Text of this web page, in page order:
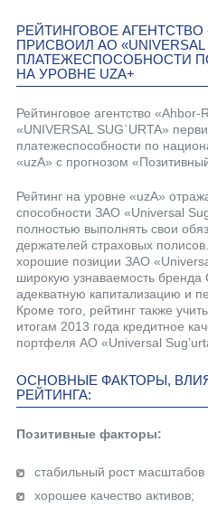
РЕЙТИНГОВОЕ АГЕНТСТВО
ПРИСВОИЛ АО «UNIVERSAL
ПЛАТЕЖЕСПОСОБНОСТИ
НА УРОВНЕ UZA+
Рейтинговое агентство
«UNIVERSAL SUG`URTA»
платежеспособности по
«uzA» с прогнозом
Рейтинг на уровне «uzА»
способности ЗАО «Universal
полностью выполнять свои
держателей страховых
хорошие позиции ЗАО
широкую узнаваемость бренда
адекватную капитализацию и
Кроме того, рейтинг также
итогам 2013 года кредитное
портфеля АО «Universal
ОСНОВНЫЕ ФАКТОРЫ,
РЕЙТИНГА:
Позитивные факторы:
стабильный рост масштабов
хорошее качество активов;